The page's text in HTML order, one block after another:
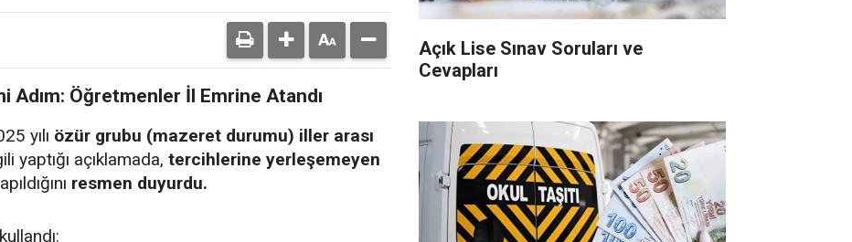
Adım: Öğretmenler İl Emrine Atandı
yılı özür grubu (mazeret durumu) iller arası
yaptığı açıklamada, tercihlerine yerleşemeyen
resmen duyurdu.
Açık Lise Sınav Soruları ve
Cevapları